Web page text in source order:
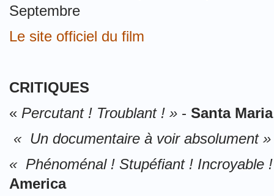
Septembre
Le site officiel du film
CRITIQUES
« Percutant ! Troublant ! » - Santa
« Un documentaire à voir absolument »
« Phénoménal ! Stupéfiant !
America